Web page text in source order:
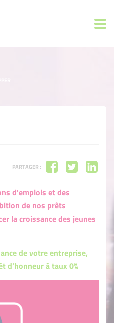
PARTAGER :
d'emplois et des
de nos prêts
la croissance des jeunes
de votre entreprise,
d’honneur à taux 0%